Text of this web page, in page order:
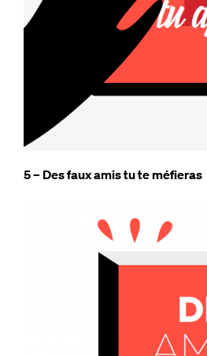
5 – Des faux amis tu te méfieras